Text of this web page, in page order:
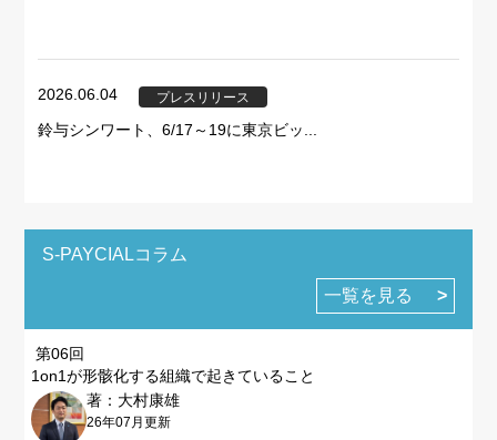
2026.06.04 プレスリリース
鈴与シンワート、6/17～19に東京ビッ...
S-PAYCIALコラム
一覧を見る
第06回
1on1が形骸化する組織で起きていること
著：大村康雄
26年07月更新